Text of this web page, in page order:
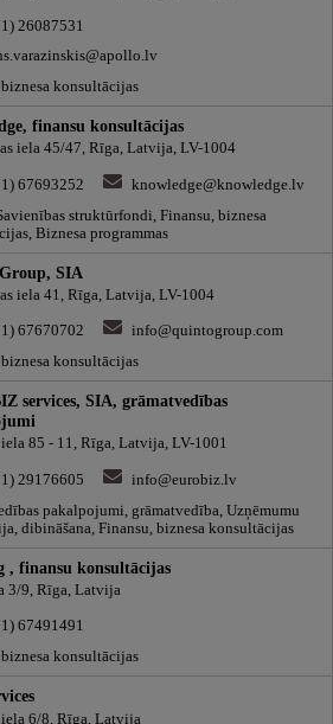
26087531
konsultācijas
finansu konsultācijas
iela 45/47, Rīga, Latvija, LV-1004
67693252
knowledge@knowledge.lv
struktūrfondi, Finansu, biznesa
Biznesa programmas
SIA
iela 41, Rīga, Latvija, LV-1004
67670702
info@quintogroup.com
konsultācijas
services, SIA, grāmatvedības
85 - 11, Rīga, Latvija, LV-1001
29176605
info@eurobiz.lv
pakalpojumi, grāmatvedība, Uzņēmumu
dibināšana, Finansu, biznesa konsultācijas
, finansu konsultācijas
3/9, Rīga, Latvija
67491491
konsultācijas
iela 6/8, Rīga, Latvija